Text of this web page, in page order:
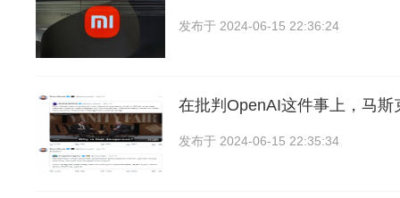
发布于 2024-06-15 22:36:24
在批判OpenAI这件事上，马斯
发布于 2024-06-15 22:35:34